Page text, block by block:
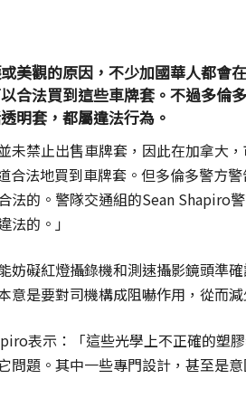
美觀的原因，不少加國華人都會
合法買到這些車牌套。不過多倫
明套，都屬違法行為。
未禁止出售車牌套，因此在加拿大
合法地買到車牌套。但多倫多警方
法的。警隊交通組的Sean Shapiro
法的。」
妨礙紅燈攝錄機和測速攝影鏡頭準
意是要對司機構成阻嚇作用，從而
表示：「這些光學上不正確的塑
問題。其中一些專門設計，甚至是意